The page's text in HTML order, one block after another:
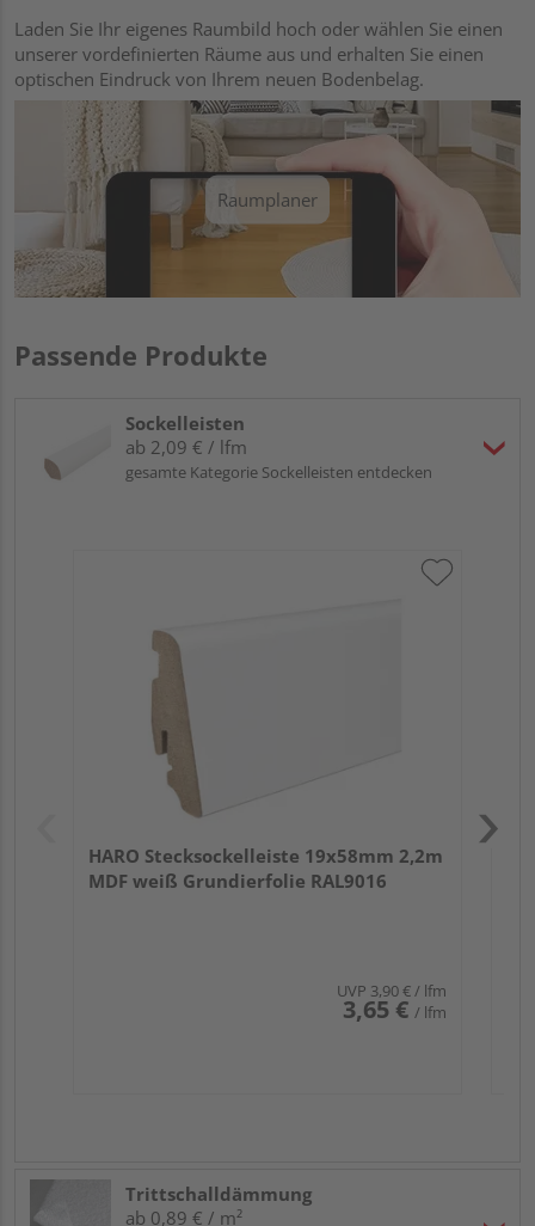
Laden Sie Ihr eigenes Raumbild hoch oder wählen Sie einen
unserer vordefinierten Räume aus und erhalten Sie einen
optischen Eindruck von Ihrem neuen Bodenbelag.
Raumplaner
Passende Produkte
Sockelleisten
ab 2,09 € / lfm
gesamte Kategorie Sockelleisten entdecken
HARO Stecksockelleiste 19x58mm 2,2m
MDF weiß Grundierfolie RAL9016
UVP 3,90 €/ lfm
3,65 € / lfm
Trittschalldämmung
ab 0,89 € / m²